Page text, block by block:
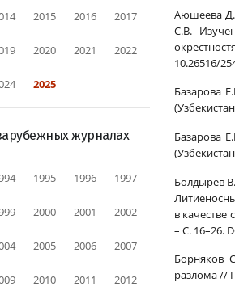
2015 2016 2017
2020 2021 2022
2025
журналах
1995 1996 1997
2000 2001 2002
2005 2006 2007
2010 2011 2012
Аюшеева
С.В.
10.26516/
Базарова
Базарова
Болдырев
в качестве
– С. 16–26.
Борняков
разлома //